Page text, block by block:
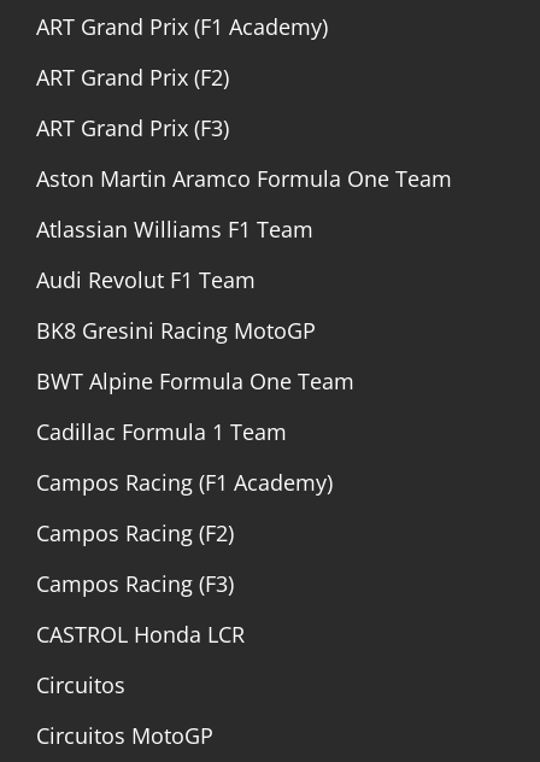
ART Grand Prix (F1 Academy)
ART Grand Prix (F2)
ART Grand Prix (F3)
Aston Martin Aramco Formula One Team
Atlassian Williams F1 Team
Audi Revolut F1 Team
BK8 Gresini Racing MotoGP
BWT Alpine Formula One Team
Cadillac Formula 1 Team
Campos Racing (F1 Academy)
Campos Racing (F2)
Campos Racing (F3)
CASTROL Honda LCR
Circuitos
Circuitos MotoGP